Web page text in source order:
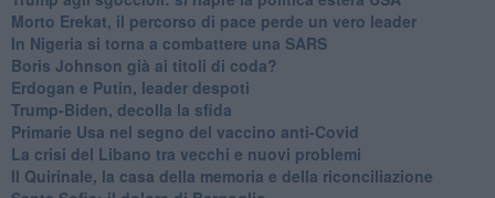
Morto Erekat, il percorso di pace perde un vero leader
In Nigeria si torna a combattere una SARS
Boris Johnson già ai titoli di coda?
Erdogan e Putin, leader despoti
Trump-Biden, decolla la sfida
Primarie Usa nel segno del vaccino anti-Covid
La crisi del Libano tra vecchi e nuovi problemi
Il Quirinale, la casa della memoria e della riconciliazione